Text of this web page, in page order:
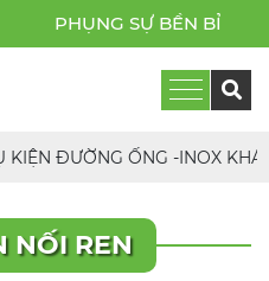
PHỤNG SỰ BỀN BỈ
KIỆN ĐƯỜNG ỐNG -INOX
NỐI REN